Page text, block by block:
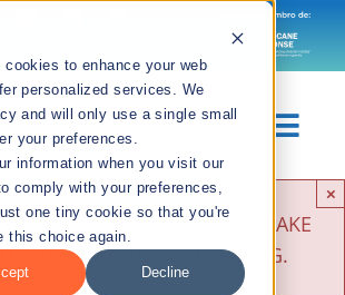
to enhance your web
personalized services. We
and will only use a single small
your preferences.
information when you visit our
comply with your preferences,
one tiny cookie so that you're
this choice again.
Decline
SLIDER NAME. PLEASE MAKE
USE A VALID SLIDER SLUG.
×